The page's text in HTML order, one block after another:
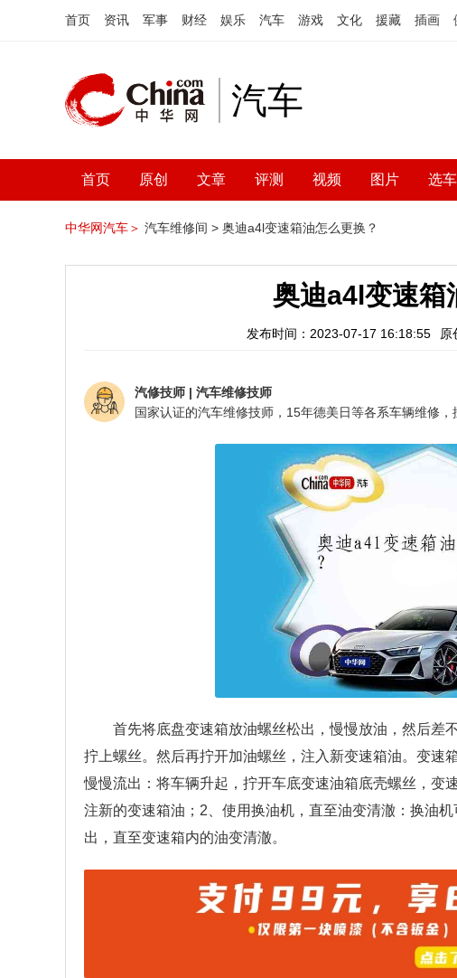
首页 资讯 军事 财经 娱乐 汽车 游戏 文化 援藏 插画
汽车
首页 原创 文章 评测 视频 图片 选车
中华网汽车＞ 汽车维修间 > 奥迪a4l变速箱油怎么更换？
奥迪a4l变速箱
发布时间：2023-07-17 16:18:55 原
汽修技师 | 汽车维修技师
首先将底盘变速箱放油螺丝松出，慢慢放油，然后差
拧上螺丝。然后再拧开加油螺丝，注入新变速箱油。变速
慢慢流出：将车辆升起，拧开车底变速油箱底壳螺丝，变
注新的变速箱油；2、使用换油机，直至油变清澈：换油
出，直至变速箱内的油变清澈。